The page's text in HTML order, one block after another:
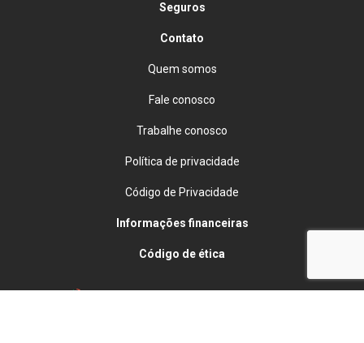
Seguros
Contato
Quem somos
Fale conosco
Trabalhe conosco
Política de privacidade
Código de Privacidade
Informações financeiras
Código de ética